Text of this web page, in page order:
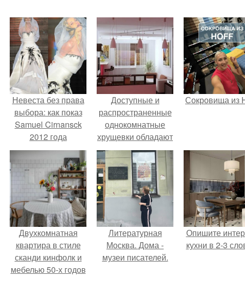
Невеста без права
выбора: как показ
Samuel Cirnansck
2012 года
превратил подиум
в манифест против
принуждения.
Доступные и
распространенные
однокомнатные
хрущевки обладают
определенными
достоинствами в
плане бюджетной
стороны ремонта.
Сокровища из
Двухкомнатная
квартира в стиле
сканди кинфолк и
мебелью 50-х годов
Литературная
Москва. Дома -
музеи писателей.
Опишите
кухни в 2-3